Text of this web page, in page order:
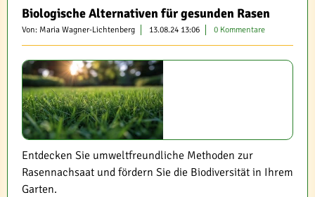
Biologische Alternativen für gesunden Rasen
Von: Maria Wagner-Lichtenberg 13.08.24 13:06 0 Kommentare
Entdecken Sie umweltfreundliche Methoden zur
Rasennachsaat und fördern Sie die Biodiversität in Ihrem
Garten.